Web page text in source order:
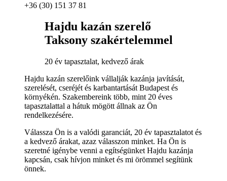
+36 (30) 151 37 81
Hajdu kazán szerelő
Taksony szakértelemmel
20 év tapasztalat, kedvező árak
Hajdu kazán szerelőink vállalják kazánja javítását,
szerelését, cseréjét és karbantartását Budapest és
környékén. Szakembereink több, mint 20 éves
tapasztalattal a hátuk mögött állnak az Ön
rendelkezésére.
Válassza Ön is a valódi garanciát, 20 év tapasztalatot és
a kedvező árakat, azaz válasszon minket. Ha Ön is
szeretné igénybe venni a egítségünket Hajdu kazánja
kapcsán, csak hívjon minket és mi örömmel segítünk
önnek.